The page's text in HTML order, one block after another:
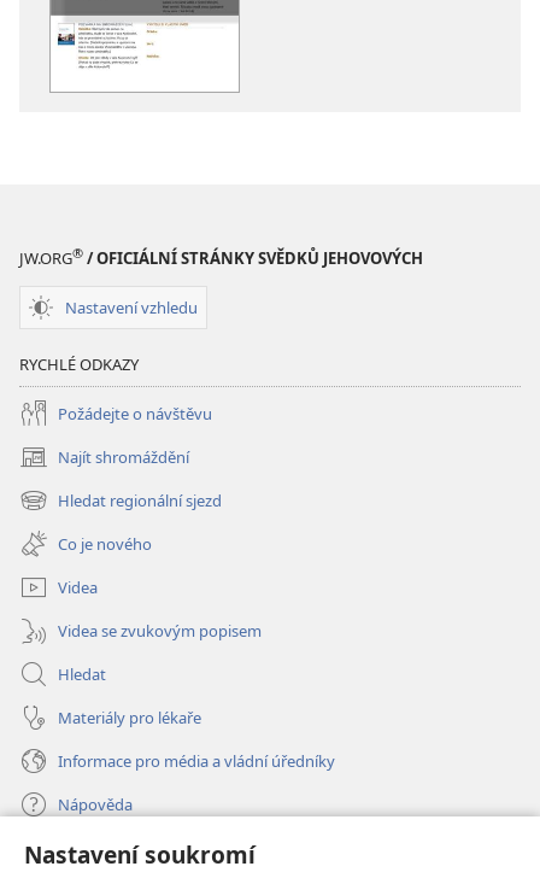
Nastavení soukromí
JW.ORG® / OFICIÁLNÍ STRÁNKY SVĚDKŮ JEHOVOVÝCH
Nastavení vzhledu
RYCHLÉ ODKAZY
Požádejte o návštěvu
Najít shromáždění
(otevřeno
nové
okno)
Hledat regionální sjezd
(otevřeno
nové
okno)
Co je nového
Videa
Videa se zvukovým popisem
Hledat
Materiály pro lékaře
Informace pro média a vládní úředníky
Nápověda
Dary